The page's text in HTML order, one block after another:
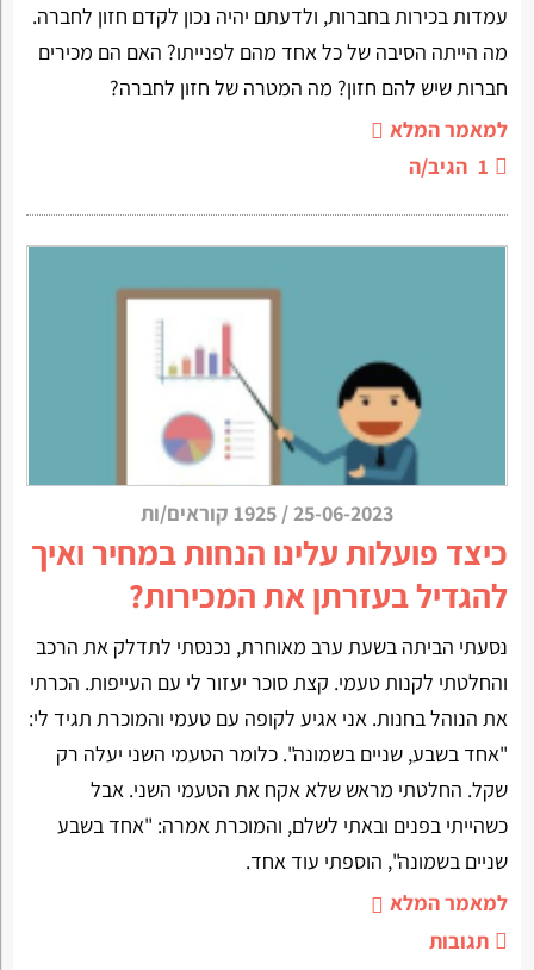
עמדות בכירות בחברות, ולדעתם יהיה נכון לקדם חזון לחברה.
מה הייתה הסיבה של כל אחד מהם לפנייתו? האם הם מכירים
חברות שיש להם חזון? מה המטרה של חזון לחברה?
למאמר המלא
1 הגיב/ה
25-06-2023
/ 1925 קוראים/ות
כיצד פועלות עלינו הנחות במחיר ואיך
להגדיל בעזרתן את המכירות?
נסעתי הביתה בשעת ערב מאוחרת, נכנסתי לתדלק את הרכב
והחלטתי לקנות טעמי. קצת סוכר יעזור לי עם העייפות. הכרתי
את הנוהל בחנות. אני אגיע לקופה עם טעמי והמוכרת תגיד לי:
"אחד בשבע, שניים בשמונה". כלומר הטעמי השני יעלה רק
שקל. החלטתי מראש שלא אקח את הטעמי השני. אבל
כשהייתי בפנים ובאתי לשלם, והמוכרת אמרה: "אחד בשבע
שניים בשמונה", הוספתי עוד אחד.
למאמר המלא
תגובות